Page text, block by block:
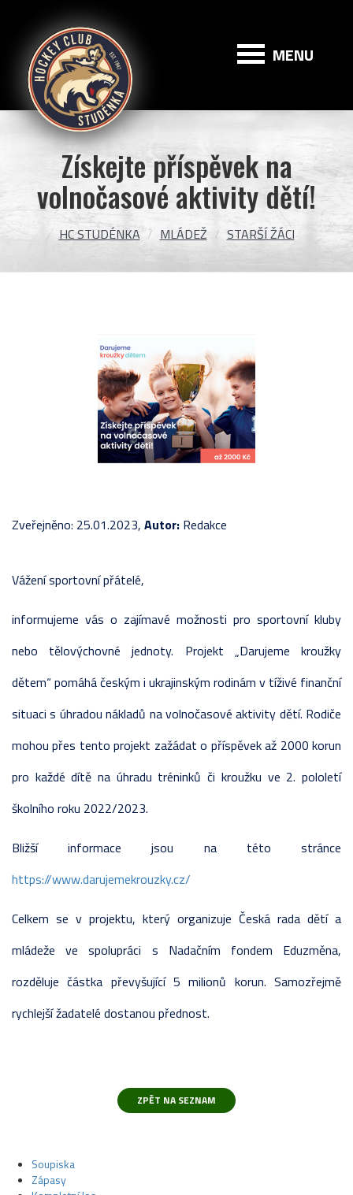
Studénka
MENU
Získejte příspěvek na
volnočasové aktivity dětí!
HC STUDÉNKA MLÁDEŽ STARŠÍ ŽÁCI
Zveřejněno: 25.01.2023, Autor: Redakce
Vážení sportovní přátelé,
informujeme vás o zajímavé možnosti pro sportovní kluby
nebo tělovýchovné jednoty. Projekt „Darujeme kroužky
dětem“ pomáhá českým i ukrajinským rodinám v tíživé finanční
situaci s úhradou nákladů na volnočasové aktivity dětí. Rodiče
mohou přes tento projekt zažádat o příspěvek až 2000 korun
pro každé dítě na úhradu tréninků či kroužku ve 2. pololetí
školního roku 2022/2023.
Bližší informace jsou na této stránce
https://www.darujemekrouzky.cz/
Celkem se v projektu, který organizuje Česká rada dětí a
mládeže ve spolupráci s Nadačním fondem Eduzměna,
rozděluje částka převyšující 5 milionů korun. Samozřejmě
rychlejší žadatelé dostanou přednost.
Soupiska
Zápasy